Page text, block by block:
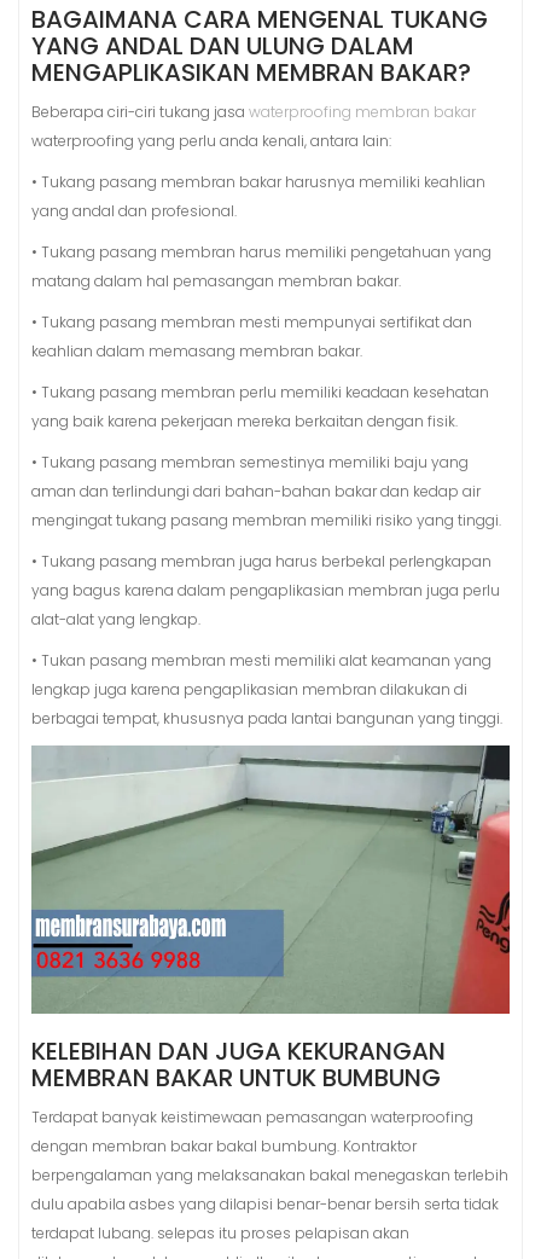
BAGAIMANA CARA MENGENAL TUKANG
YANG ANDAL DAN ULUNG DALAM
MENGAPLIKASIKAN MEMBRAN BAKAR?
Beberapa ciri-ciri tukang jasa waterproofing membran bakar
waterproofing yang perlu anda kenali, antara lain:
• Tukang pasang membran bakar harusnya memiliki keahlian
yang andal dan profesional.
• Tukang pasang membran harus memiliki pengetahuan yang
matang dalam hal pemasangan membran bakar.
• Tukang pasang membran mesti mempunyai sertifikat dan
keahlian dalam memasang membran bakar.
• Tukang pasang membran perlu memiliki keadaan kesehatan
yang baik karena pekerjaan mereka berkaitan dengan fisik.
• Tukang pasang membran semestinya memiliki baju yang
aman dan terlindungi dari bahan-bahan bakar dan kedap air
mengingat tukang pasang membran memiliki risiko yang tinggi.
• Tukang pasang membran juga harus berbekal perlengkapan
yang bagus karena dalam pengaplikasian membran juga perlu
alat-alat yang lengkap.
• Tukan pasang membran mesti memiliki alat keamanan yang
lengkap juga karena pengaplikasian membran dilakukan di
berbagai tempat, khususnya pada lantai bangunan yang tinggi.
KELEBIHAN DAN JUGA KEKURANGAN
MEMBRAN BAKAR UNTUK BUMBUNG
Terdapat banyak keistimewaan pemasangan waterproofing
dengan membran bakar bakal bumbung. Kontraktor
berpengalaman yang melaksanakan bakal menegaskan terlebih
dulu apabila asbes yang dilapisi benar-benar bersih serta tidak
terdapat lubang. selepas itu proses pelapisan akan